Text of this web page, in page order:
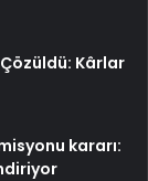
Kârlar
kararı: